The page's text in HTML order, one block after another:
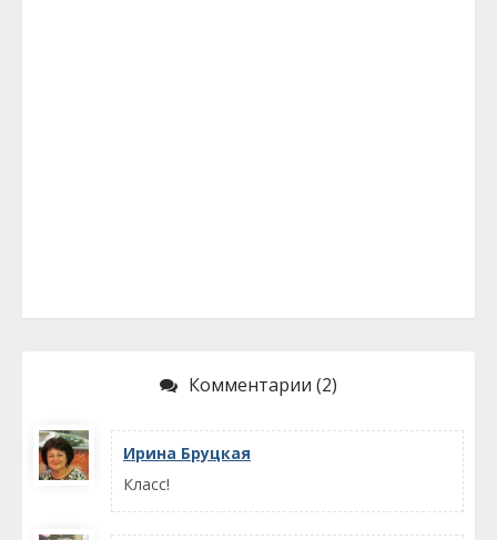
Комментарии (2)
Ирина Бруцкая
Класс!